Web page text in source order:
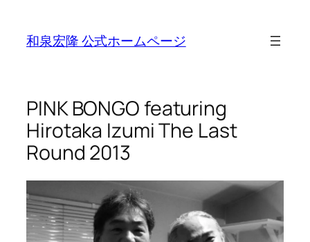
content
和泉宏隆 公式ホームページ
PINK BONGO featuring
Hirotaka Izumi The Last
Round 2013